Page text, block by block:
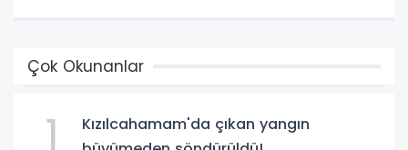
Çok Okunanlar
1
Kızılcahamam'da çıkan yangın